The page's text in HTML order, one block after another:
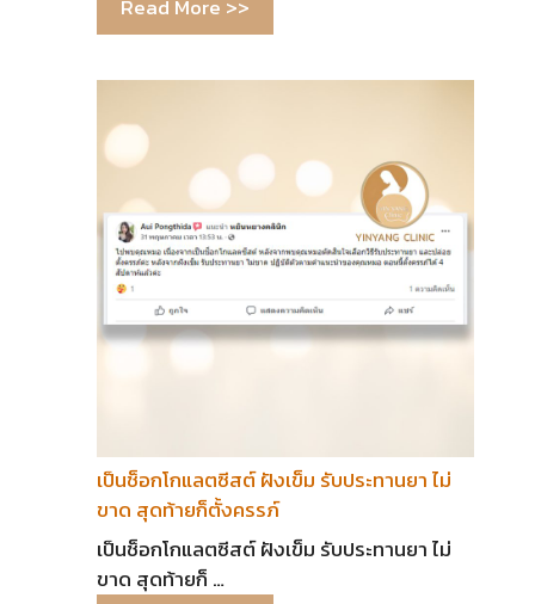
Read More >>
เป็นช็อกโกแลตซีสต์ ฝังเข็ม รับประทานยา ไม่
ขาด สุดท้ายก็ตั้งครรภ์
เป็นช็อกโกแลตซีสต์ ฝังเข็ม รับประทานยา ไม่
ขาด สุดท้ายก็ …